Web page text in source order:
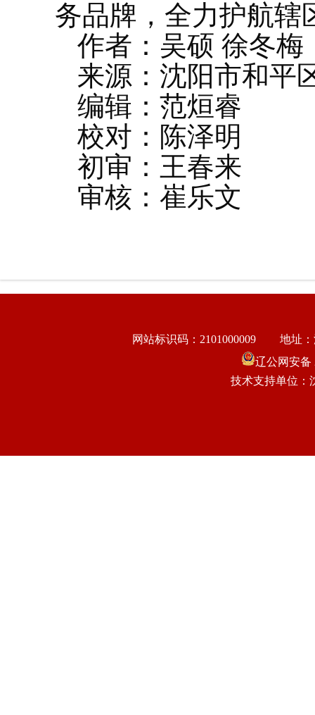
务品牌，全力护航辖
作者：吴硕 徐冬梅
来源：沈阳市和平
编辑：范烜睿
校对：陈泽明
初审：王春来
审核：崔乐文
网站标识码：2101000009
地址
辽公网安备
技术支持单位：